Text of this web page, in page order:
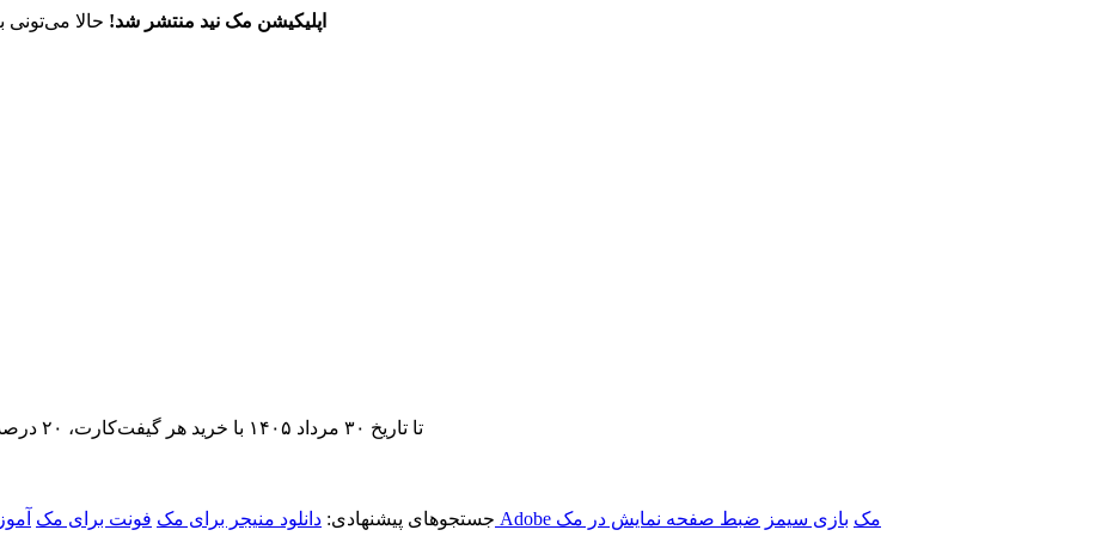
اپلیکیشن مک نید منتشر شد! حالا می‌تونی
تا تاریخ ۳۰ مرداد ۱۴۰۵ با خرید هر گیفت‌کارت، ۲۰ درصد تخفیف اشتراک اپ‌استور مک نید را دریافت کنید.
جستجوهای پیشنهادی: دانلود منیجر برای مک فونت برای مک برنامه‌های Adobe مک بازی سیمز ضبط صفحه نمایش در مک